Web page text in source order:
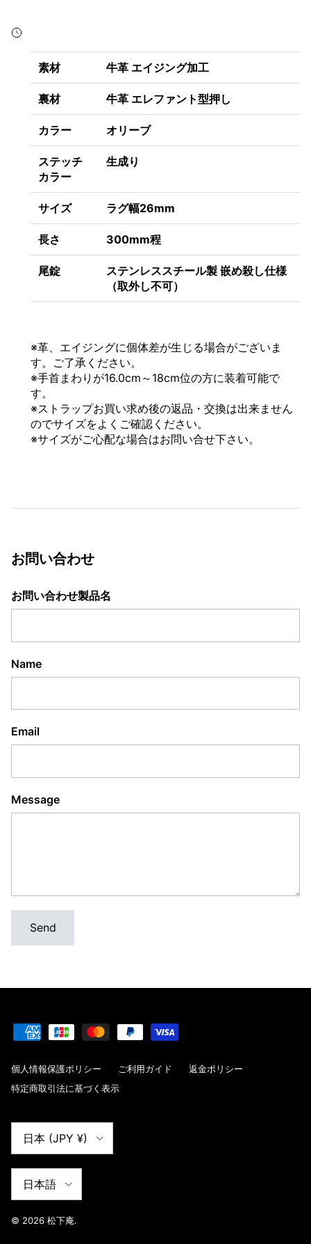
素材 牛革 エイジング加工
裏材 牛革 エレファント型押し
カラー オリーブ
ステッチ
カラー
生成り
サイズ ラグ幅26mm
長さ 300mm程
尾錠 ステンレススチール製嵌め殺し仕様
（取外し不可）
※革、エイジングに個体差が生じる場合がございま
す。ご了承ください。
※手首まわりが16.0cm～18cm位の方に装着可能で
す。
※ストラップお買い求め後の返品・交換は出来ません
のでサイズをよくご確認ください。
※サイズがご心配な場合はお問い合せ下さい。
お問い合わせ
お問い合わせ製品名
Name
Email
Message
Send
個人情報保護ポリシー ご利用ガイド
返金ポリシー
特定商取引法に基づく表示
日本 (JPY ¥)
日本語
© 2026 松下庵.